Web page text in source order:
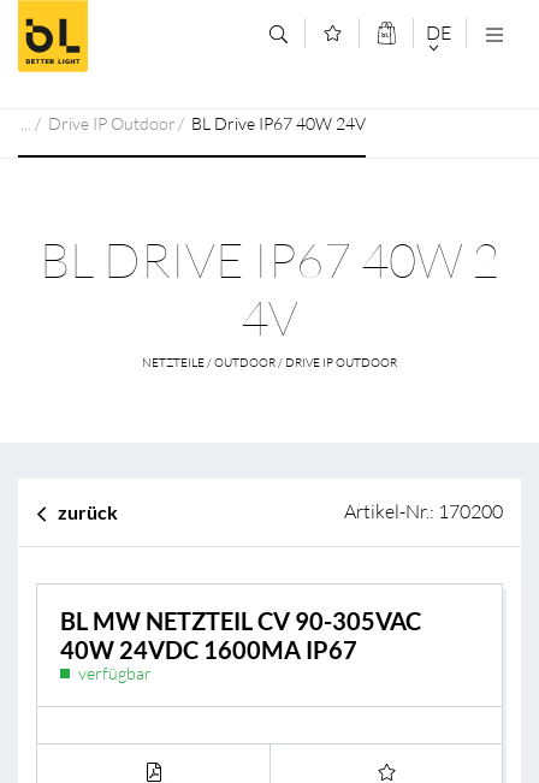
Zum Inhalt springen (Alt+0)
Zum Hauptmenü springen (Alt+1) DE
DEUTSCH
Drive IP Outdoor BL Drive IP67 40W 24V
BL DRIVE IP67 40W 2
4V
NETZTEILE / OUTDOOR / DRIVE IP OUTDOOR
zurück Artikel-Nr.: 170200
BL MW NETZTEIL CV 90-305VAC
40W 24VDC 1600MA IP67
verfügbar